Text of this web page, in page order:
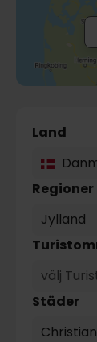
Land
Regioner
Jylland
välj
Städer